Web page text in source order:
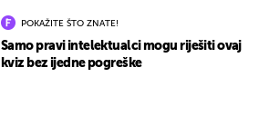
POKAŽITE ŠTO ZNATE!
Samo pravi intelektualci mogu riješiti ovaj
kviz bez ijedne pogreške